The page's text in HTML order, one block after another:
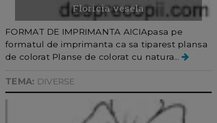
Floricia vesela
FORMAT DE IMPRIMANTA AICIApasa pe
formatul de imprimanta ca sa tiparest plansa
de colorat Planse de colorat cu natura...
TEMA: DIVERSE